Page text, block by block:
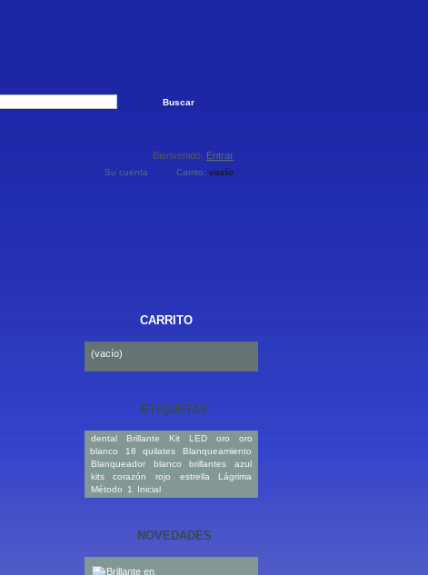
Bienvenido, Entrar
Carrito: vacío
Su cuenta
CARRITO
(vacío)
ETIQUETAS
dental Brillante Kit LED oro
oro
blanco
18 quilates
Blanqueamiento
Blanqueador
blanco brillantes
azul
kits
corazón rojo estrella
Lágrima
Método
1 Inicial
NOVEDADES